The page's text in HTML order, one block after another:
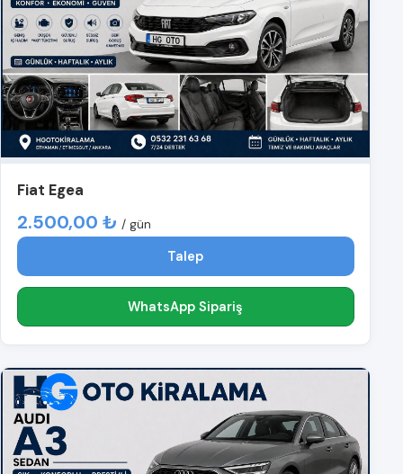
Fiat Egea
2.500,00 ₺ / gün
Talep
WhatsApp Sipariş